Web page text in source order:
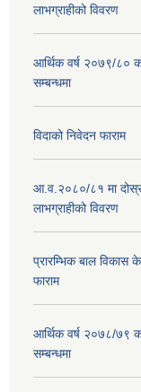
लाभग्राहीको विवरण
आर्थिक वर्ष २०७९/८०
सम्बन्धमा
विदाको निवेदन फाराम
आ.व.२०८०/८१ मा दोस्रो
लाभग्राहीको विवरण
प्रारम्भिक बाल विकास
फाराम
आर्थिक वर्ष २०७८/७९
सम्बन्धमा